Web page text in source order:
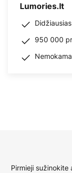
Lumories.lt
950 000
Pirmieji sužinokite